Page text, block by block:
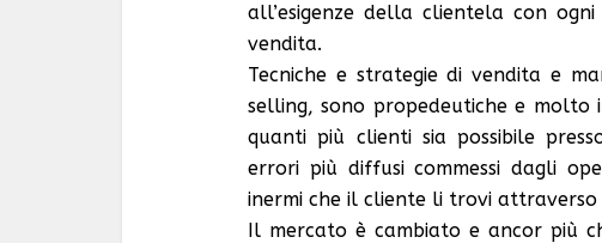
all’esigenze della clientela con
vendita.
Tecniche e strategie di vendita e
selling, sono propedeutiche e
quanti più clienti sia possibile
errori più diffusi commessi dagli
inermi che il cliente li trovi
Il mercato è cambiato e ancor più